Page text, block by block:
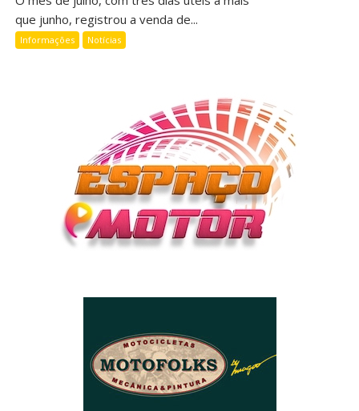
que junho, registrou a venda de...
Informações Notícias